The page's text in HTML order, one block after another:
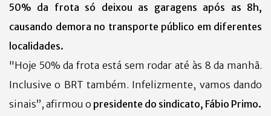
50% da frota só deixou as garagens após as 8h,
causando demora no transporte público em diferentes
localidades.
"Hoje 50% da frota está sem rodar até às 8 da manhã.
Inclusive o BRT também. Infelizmente, vamos dando
sinais”, afirmou o presidente do sindicato, Fábio Primo.